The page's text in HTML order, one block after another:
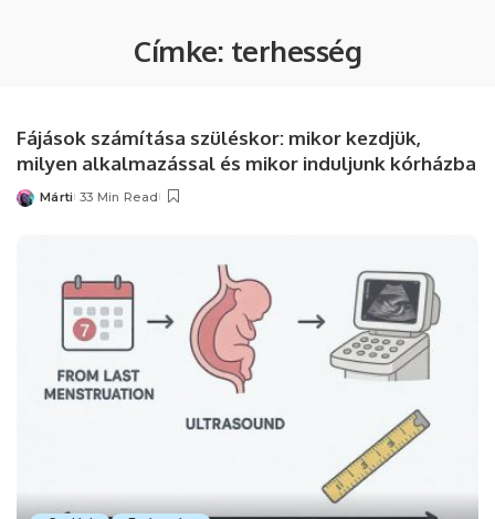
Címke: terhesség
Fájások számítása szüléskor: mikor kezdjük,
milyen alkalmazással és mikor induljunk kórházba
Posted
Márti 33 Min Read